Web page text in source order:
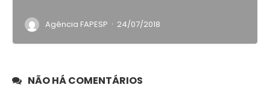
Agência FAPESP · 24/07/2018
NÃO HÁ COMENTÁRIOS